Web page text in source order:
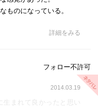
ものになっている。
詳細をみる
フォロー不許可
2014.03.19
生まれて良かったと思い